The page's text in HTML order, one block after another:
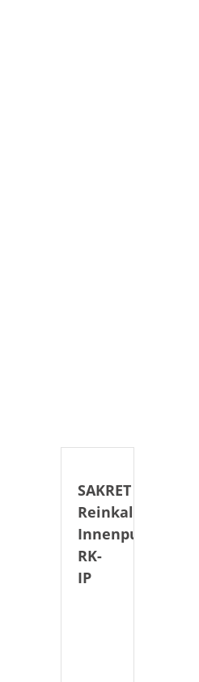
SAKRET
Reinkalk-
Innenputz
RK-
IP